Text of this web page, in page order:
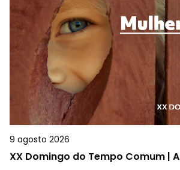
9 agosto 2026
XX Domingo do Tempo Comum | A